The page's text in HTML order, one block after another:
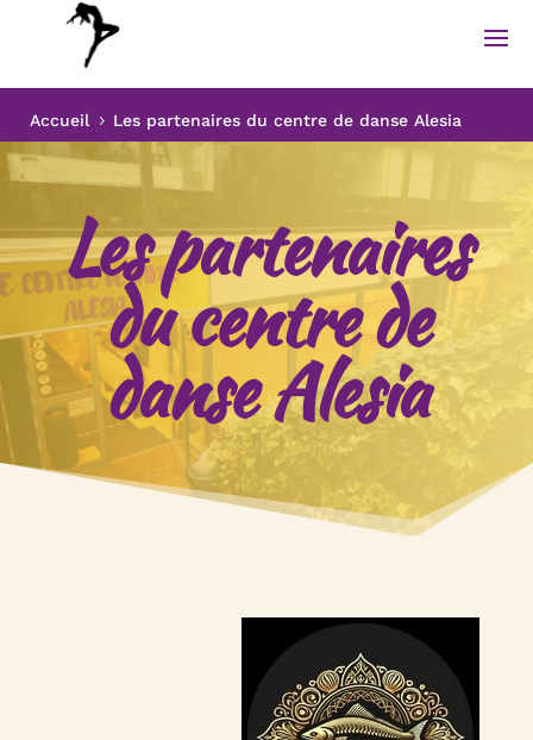
Accueil 5 Les partenaires du centre de danse Alesia
Les partenaires
du centre de
danse Alesia